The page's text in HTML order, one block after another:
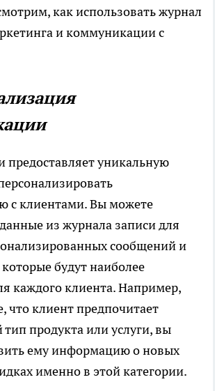
как использовать журнал
и коммуникации с
предоставляет уникальную
с клиентами. Вы можете
из журнала записи для
сообщений и
будут наиболее
каждого клиента. Например,
что клиент предпочитает
продукта или услуги, вы
ему информацию о новых
именно в этой категории.